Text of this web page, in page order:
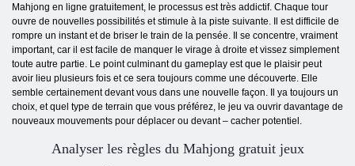
Mahjong en ligne gratuitement, le processus est très addictif. Chaque tour
ouvre de nouvelles possibilités et stimule à la piste suivante. Il est difficile de
rompre un instant et de briser le train de la pensée. Il se concentre, vraiment
important, car il est facile de manquer le virage à droite et vissez simplement
toute autre partie. Le point culminant du gameplay est que le plaisir peut
avoir lieu plusieurs fois et ce sera toujours comme une découverte. Elle
semble certainement devant vous dans une nouvelle façon. Il ya toujours un
choix, et quel type de terrain que vous préférez, le jeu va ouvrir davantage de
nouveaux mouvements pour déplacer ou devant – cacher potentiel.
Analyser les règles du Mahjong gratuit jeux